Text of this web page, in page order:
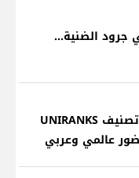
جرود الضنية...
الجامعات اللبنانية في تصنيف UNIRANKS